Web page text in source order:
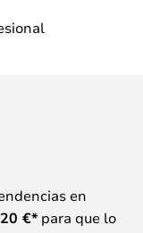
en
20 €*para que lo